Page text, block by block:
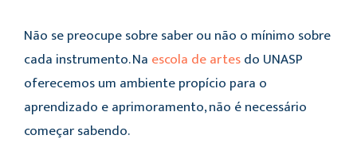
Não se preocupe sobre saber ou não o mínimo sobre
cada instrumento. Na escola de artesdo UNASP
oferecemos um ambiente propício para o
aprendizado e aprimoramento, não é necessário
começar sabendo.